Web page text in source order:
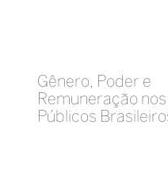
Gênero, Poder e
Remuneração
Públicos